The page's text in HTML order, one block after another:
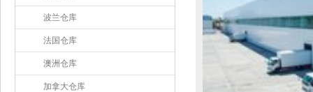
波兰仓库
法国仓库
澳洲仓库
加拿大仓库